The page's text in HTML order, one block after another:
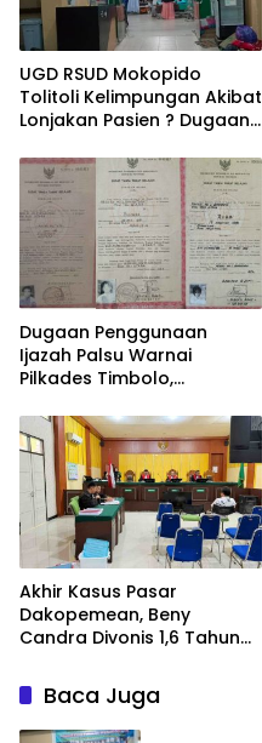
UGD RSUD Mokopido
Tolitoli Kelimpungan Akibat
Lonjakan Pasien ? Dugaan
dan Muntaber Tuai
Sorotan
Dugaan Penggunaan
Ijazah Palsu Warnai
Pilkades Timbolo,
Administrasi
Dipertanyakan
Akhir Kasus Pasar
Dakopemean, Beny
Candra Divonis 1,6 Tahun
Baca Juga